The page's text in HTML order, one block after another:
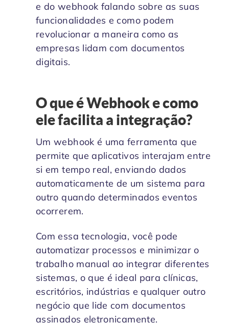
e do webhook falando sobre as suas
funcionalidades e como podem
revolucionar a maneira como as
empresas lidam com documentos
digitais.
O que é Webhook e como
ele facilita a integração?
Um webhook é uma ferramenta que
permite que aplicativos interajam entre
si em tempo real, enviando dados
automaticamente de um sistema para
outro quando determinados eventos
ocorrerem.
Com essa tecnologia, você pode
automatizar processos e minimizar o
trabalho manual ao integrar diferentes
sistemas, o que é ideal para clínicas,
escritórios, indústrias e qualquer outro
negócio que lide com documentos
assinados eletronicamente.